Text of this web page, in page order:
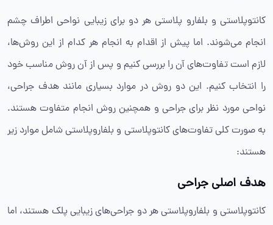
کانتوپلاستی و بلفارو پلاستی هر دو برای زیبایی نواحی اطراف چشم
انجام می‌شوند. اما پیش از اقدام به انجام هر کدام از این روش‌ها،
لازم است تفاوت‌های آن را بررسی کنیم و پس از آن روش مناسب خود
را انتخاب کنیم. این دو روش در موارد بسیاری مانند هدف جراحی،
نواحی مورد نظر برای جراحی و همچنین روش انجام متفاوت هستند.
به صورت کلی تفاوت‌های کانتوپلاستی و بلفاروپلاستی شامل موارد زیر
هستند:
هدف اصلی جراحی
کانتوپلاستی و بلفاروپلاستی هر دو جراحی‌های زیبایی پلک هستند، اما